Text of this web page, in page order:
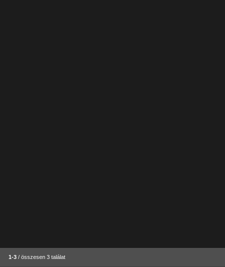
1-3 / összesen 3 találat